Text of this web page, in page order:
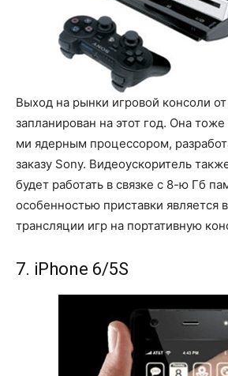
Выход на рынки игровой консоли
запланирован на этот год. Она
ми ядерным процессором,
заказу Sony. Видеоускоритель
будет работать в связке с 8-ю Гб
особенностью приставки является
трансляции игр на портативную
7. iPhone 6/5S